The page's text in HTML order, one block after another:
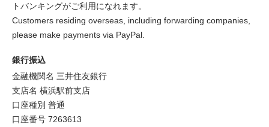
トバンキングがご利用になれます。
Customers residing overseas, including forwarding companies,
please make payments via PayPal.
銀行振込
金融機関名 三井住友銀行
支店名 横浜駅前支店
口座種別 普通
口座番号 7263613